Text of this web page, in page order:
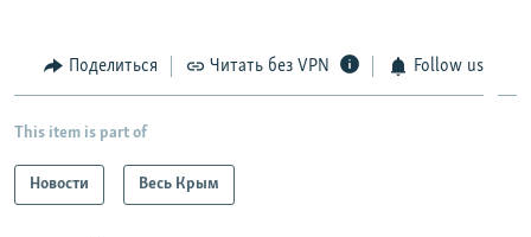
Поделиться Читать без VPN Follow us
This item is part of
Новости Весь Крым